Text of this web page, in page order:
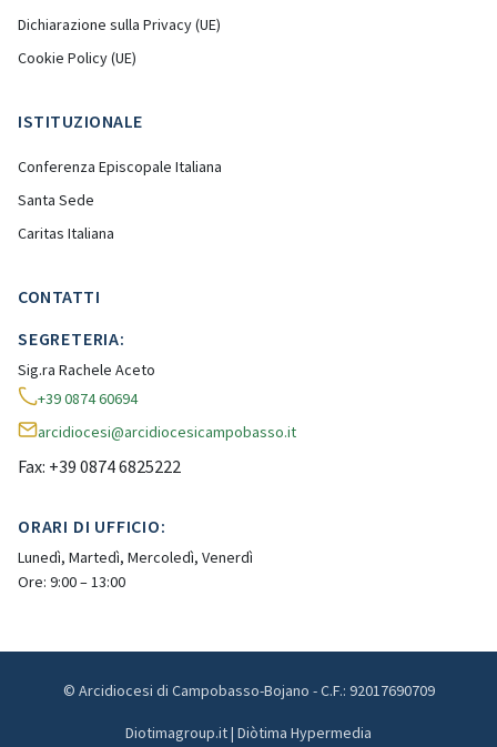
Dichiarazione sulla Privacy (UE)
Cookie Policy (UE)
ISTITUZIONALE
Conferenza Episcopale Italiana
Santa Sede
Caritas Italiana
CONTATTI
SEGRETERIA:
Sig.ra Rachele Aceto
+39 0874 60694
arcidiocesi@arcidiocesicampobasso.it
Fax: +39 0874 6825222
ORARI DI UFFICIO:
Lunedì, Martedì, Mercoledì, Venerdì
Ore: 9:00 – 13:00
© Arcidiocesi di Campobasso-Bojano - C.F.: 92017690709
Diotimagroup.it | Diòtima Hypermedia